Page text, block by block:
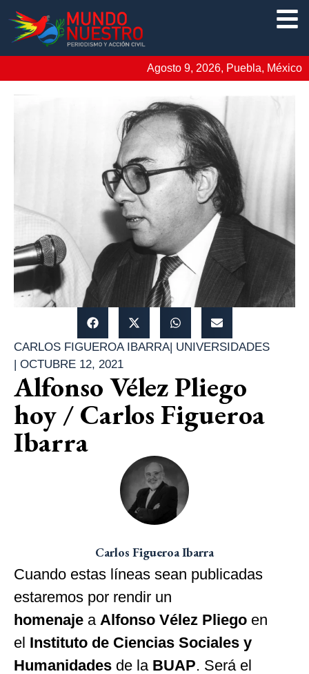
Agosto 9, 2026, Puebla, México
CARLOS FIGUEROA IBARRA| UNIVERSIDADES
| OCTUBRE 12, 2021
Alfonso Vélez Pliego
hoy / Carlos Figueroa
Ibarra
Carlos Figueroa Ibarra
Cuando estas líneas sean publicadas
estaremos por rendir un
homenaje a Alfonso Vélez Pliego en
el Instituto de Ciencias Sociales y
Humanidades de la BUAP. Será el